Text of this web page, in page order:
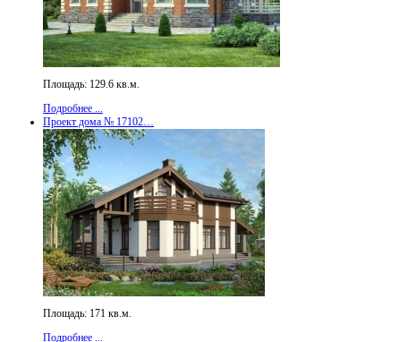
Площадь: 129.6 кв.м.
Подробнее ...
Проект дома № 17102…
Площадь: 171 кв.м.
Подробнее ...